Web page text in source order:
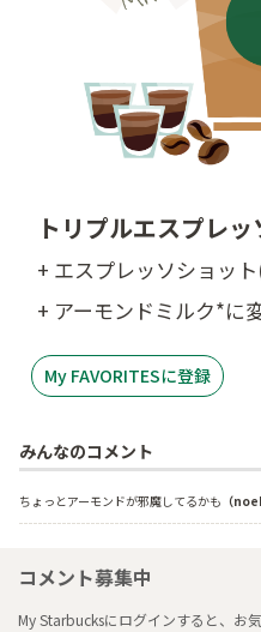
トリプルエスプレッ
+ エスプレッソショッ
+ アーモンドミルク*に
My FAVORITESに登録
みんなのコメント
ちょっとアーモンドが邪魔してるかも （
コメント募集中
My Starbucksにログインすると、お